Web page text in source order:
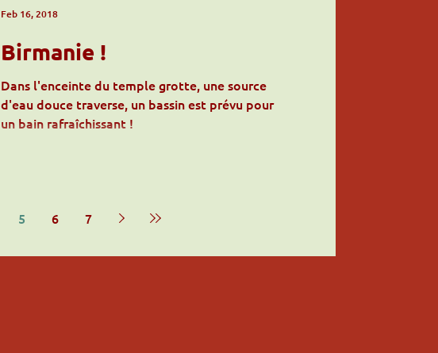
Birmanie !
Dans l'enceinte du temple grotte, une source
d'eau douce traverse, un bassin est prévu pour
un bain rafraîchissant !
Feb 16, 2018
5 6 7